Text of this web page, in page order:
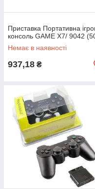
Приставка Портативна
консоль GAME X7/ 9042
Немає в наявності
937,18 ₴